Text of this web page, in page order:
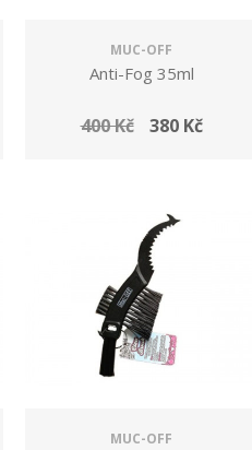
MUC-OFF
Anti-Fog 35ml
400 Kč 380 Kč
MUC-OFF